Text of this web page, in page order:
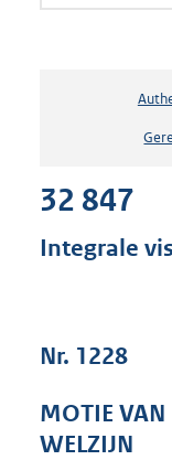
32 847
Integrale
Nr. 1228
MOTIE VAN
WELZIJN